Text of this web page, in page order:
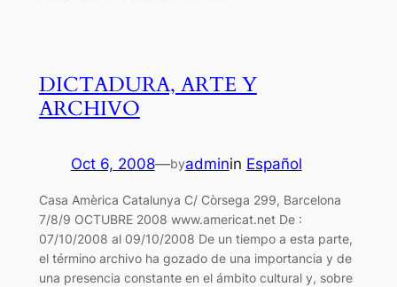
DICTADURA, ARTE Y
ARCHIVO
Oct 6, 2008—byadminin Español
Casa Amèrica Catalunya C/ Còrsega 299, Barcelona
7/8/9 OCTUBRE 2008 www.americat.net De :
07/10/2008 al 09/10/2008 De un tiempo a esta parte,
el término archivo ha gozado de una importancia y de
una presencia constante en el ámbito cultural y, sobre